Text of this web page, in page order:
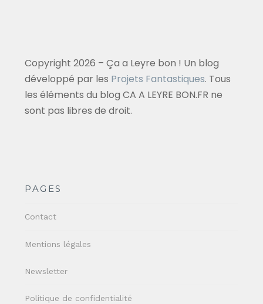
Copyright 2026 – Ça a Leyre bon ! Un blog
développé par les Projets Fantastiques. Tous
les éléments du blog CA A LEYRE BON.FR ne
sont pas libres de droit.
PAGES
Contact
Mentions légales
Newsletter
Politique de confidentialité